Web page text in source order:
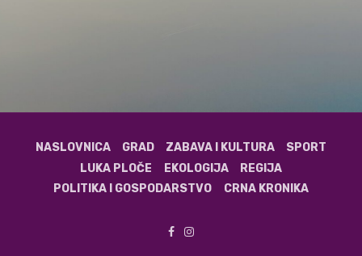
NASLOVNICA GRAD ZABAVA I KULTURA
SPORT
LUKA PLOČE
EKOLOGIJA
REGIJA
POLITIKA I GOSPODARSTVO
CRNA KRONIKA